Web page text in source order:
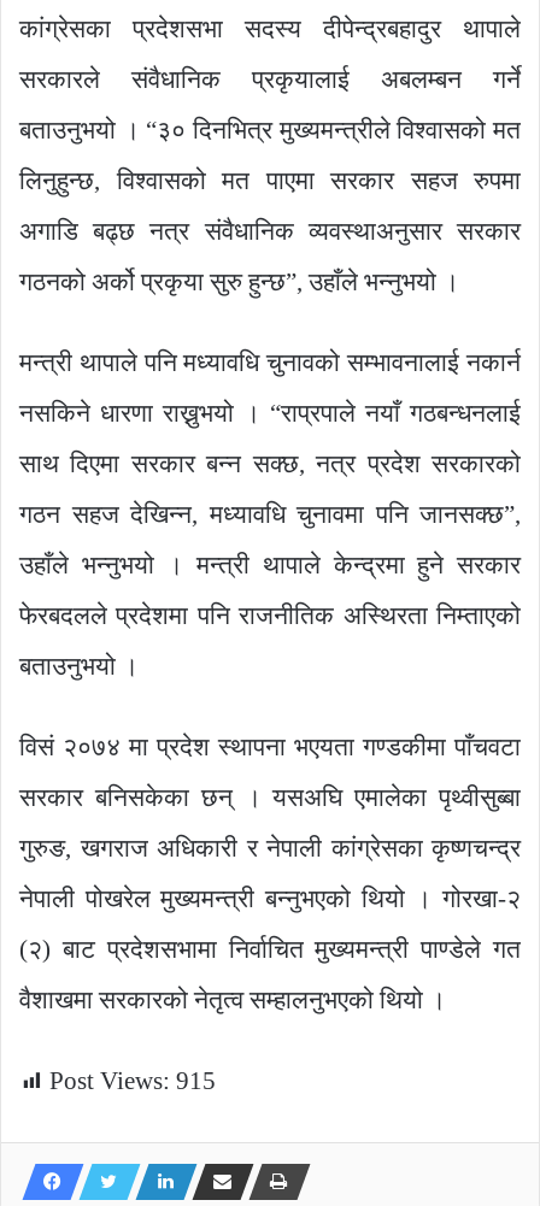
कांग्रेसका प्रदेशसभा सदस्य दीपेन्द्रबहादुर थापाले
सरकारले संवैधानिक प्रकृयालाई अबलम्बन गर्ने
बताउनुभयो । “३० दिनभित्र मुख्यमन्त्रीले विश्वासको मत
लिनुहुन्छ, विश्वासको मत पाएमा सरकार सहज रुपमा
अगाडि बढ्छ नत्र संवैधानिक व्यवस्थाअनुसार सरकार
गठनको अर्को प्रकृया सुरु हुन्छ”, उहाँले भन्नुभयो ।
मन्त्री थापाले पनि मध्यावधि चुनावको सम्भावनालाई नकार्न
नसकिने धारणा राख्नुभयो । “राप्रपाले नयाँ गठबन्धनलाई
साथ दिएमा सरकार बन्न सक्छ, नत्र प्रदेश सरकारको
गठन सहज देखिन्न, मध्यावधि चुनावमा पनि जानसक्छ”,
उहाँले भन्नुभयो । मन्त्री थापाले केन्द्रमा हुने सरकार
फेरबदलले प्रदेशमा पनि राजनीतिक अस्थिरता निम्ताएको
बताउनुभयो ।
विसं २०७४ मा प्रदेश स्थापना भएयता गण्डकीमा पाँचवटा
सरकार बनिसकेका छन् । यसअघि एमालेका पृथ्वीसुब्बा
गुरुङ, खगराज अधिकारी र नेपाली कांग्रेसका कृष्णचन्द्र
नेपाली पोखरेल मुख्यमन्त्री बन्नुभएको थियो । गोरखा-२
(२) बाट प्रदेशसभामा निर्वाचित मुख्यमन्त्री पाण्डेले गत
वैशाखमा सरकारको नेतृत्व सम्हालनुभएको थियो ।
Post Views: 915